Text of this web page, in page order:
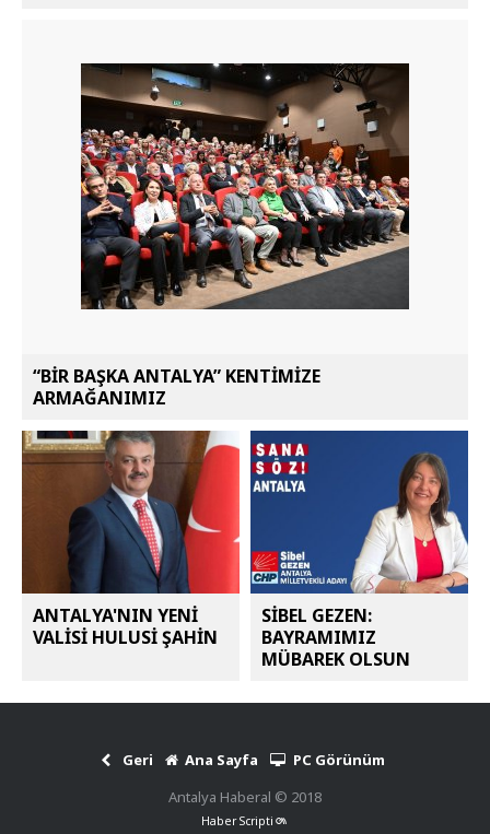
“BİR BAŞKA ANTALYA” KENTİMİZE
ARMAĞANIMIZ
ANTALYA'NIN YENİ
VALİSİ HULUSİ ŞAHİN
SİBEL GEZEN:
BAYRAMIMIZ
MÜBAREK OLSUN
Geri Ana Sayfa
PC Görünüm
Antalya Haberal © 2018
Haber Scripti